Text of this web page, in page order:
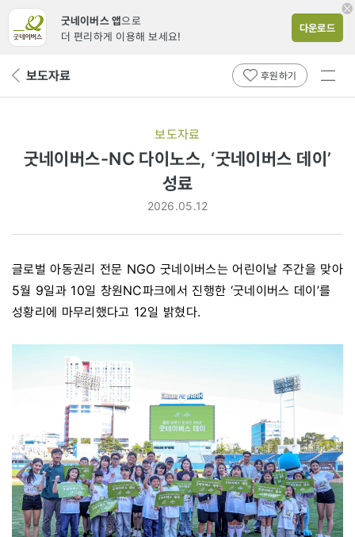
굿네이버스 앱으로
더 편리하게 이용해 보세요!
다운로드
뒤 보도자료 후원하기
전체
보도자료
굿네이버스-NC 다이노스, ‘굿네이버스 데이’
성료
2026.05.12
글로벌 아동권리 전문 NGO 굿네이버스는 어린이날 주간을 맞아
5월 9일과 10일 창원NC파크에서 진행한 ‘굿네이버스 데이’를
성황리에 마무리했다고 12일 밝혔다.